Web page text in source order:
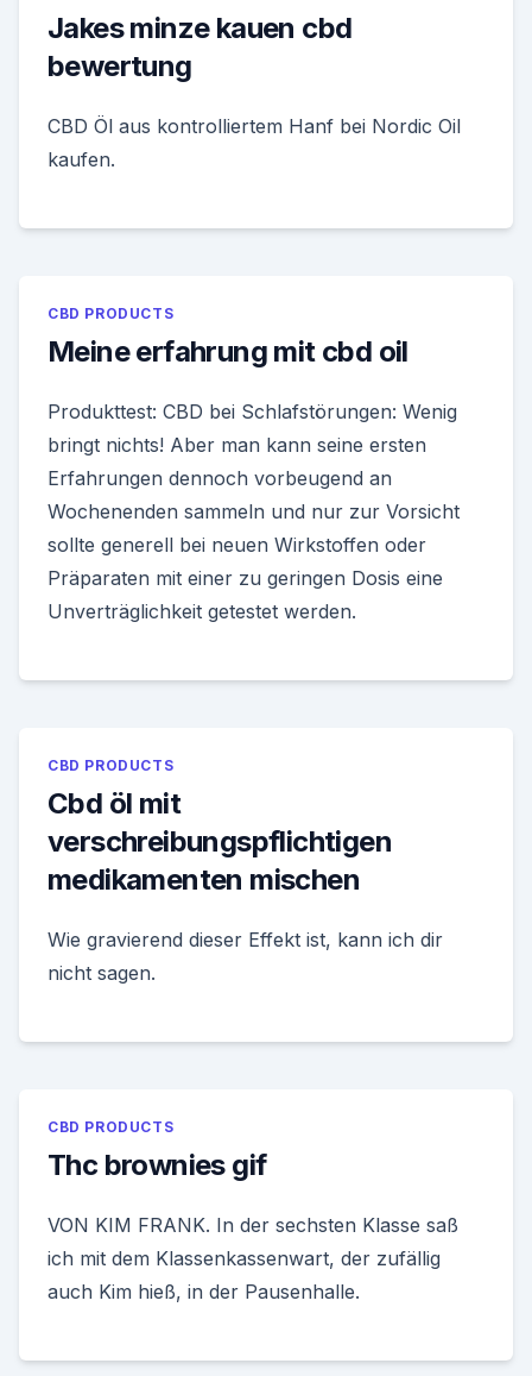
Jakes minze kauen cbd
bewertung
CBD Öl aus kontrolliertem Hanf bei Nordic Oil
kaufen.
CBD PRODUCTS
Meine erfahrung mit cbd oil
Produkttest: CBD bei Schlafstörungen: Wenig
bringt nichts! Aber man kann seine ersten
Erfahrungen dennoch vorbeugend an
Wochenenden sammeln und nur zur Vorsicht
sollte generell bei neuen Wirkstoffen oder
Präparaten mit einer zu geringen Dosis eine
Unverträglichkeit getestet werden.
CBD PRODUCTS
Cbd öl mit
verschreibungspflichtigen
medikamenten mischen
Wie gravierend dieser Effekt ist, kann ich dir
nicht sagen.
CBD PRODUCTS
Thc brownies gif
VON KIM FRANK. In der sechsten Klasse saß
ich mit dem Klassenkassenwart, der zufällig
auch Kim hieß, in der Pausenhalle.